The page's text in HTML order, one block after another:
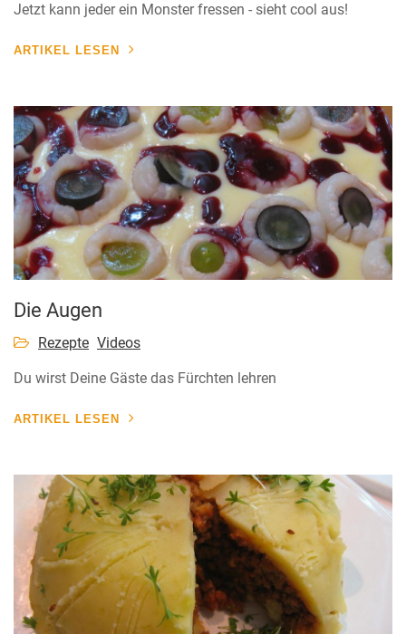
Jetzt kann jeder ein Monster fressen - sieht cool aus!
ARTIKEL LESEN
Die Augen
Rezepte Videos
Du wirst Deine Gäste das Fürchten lehren
ARTIKEL LESEN